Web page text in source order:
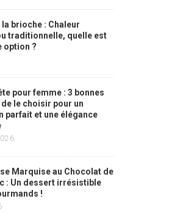
brioche : Chaleur
traditionnelle, quelle est
option ?
pour femme : 3 bonnes
le choisir pour un
parfait et une élégance
Marquise au Chocolat de
: Un dessert irrésistible
!